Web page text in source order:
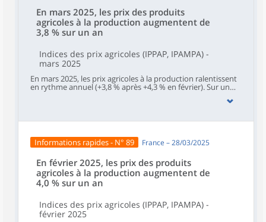
En mars 2025, les prix des produits
agricoles à la production augmentent de
3,8 % sur un an
Indices des prix agricoles (IPPAP, IPAMPA) -
mars 2025
En mars 2025, les prix agricoles à la production ralentissent
en rythme annuel (+3,8 % après +4,3 % en février). Sur un
mois, les prix à la production des produits agricoles non
plantes en pots – ralentissent (+0,2 % après +1,1 % en février
production agricole reculent sur un an pour le vingt-
troisième mois consécutif (‑1,4 % en mars après ‑1,0 % en
Informations rapides - N° 89 France – 28/03/2025
En février 2025, les prix des produits
agricoles à la production augmentent de
4,0 % sur un an
Indices des prix agricoles (IPPAP, IPAMPA) -
février 2025